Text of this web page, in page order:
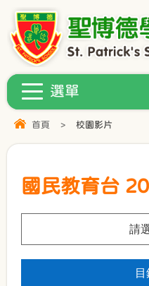
首頁 > 校園影片
國民教育台
請